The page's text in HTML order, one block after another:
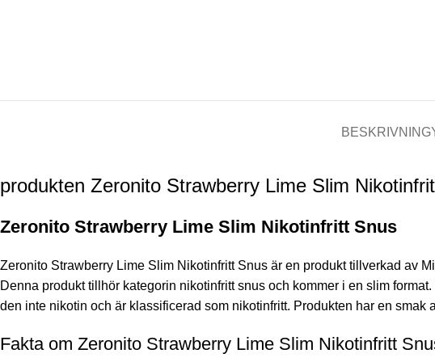
BESKRIVNING
produkten Zeronito Strawberry Lime Slim
Zeronito Strawberry Lime Slim Nikotinfritt Snus
Zeronito Strawberry Lime Slim Nikotinfritt Snus är en produkt tillverkad av
Denna produkt tillhör kategorin nikotinfritt snus och kommer i en slim
den inte nikotin och är klassificerad som nikotinfritt. Produkten har en smak
Fakta om Zeronito Strawberry Lime Slim Nikotinfritt